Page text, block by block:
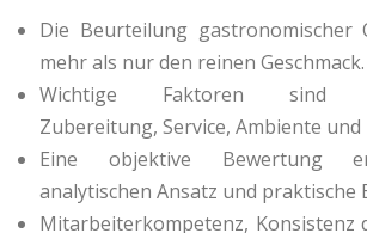
Die Beurteilung gastronomischer
mehr als nur den reinen Geschmack.
Wichtige Faktoren sind
Zubereitung, Service, Ambiente und
Eine objektive Bewertung
analytischen Ansatz und praktische
Mitarbeiterkompetenz, Konsistenz